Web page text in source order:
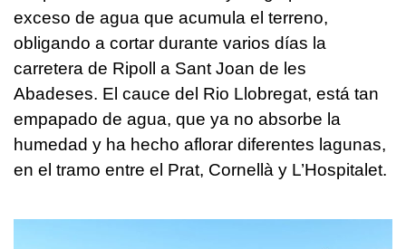
exceso de agua que acumula el terreno,
obligando a cortar durante varios días la
carretera de Ripoll a Sant Joan de les
Abadeses. El cauce del Rio Llobregat, está tan
empapado de agua, que ya no absorbe la
humedad y ha hecho aflorar diferentes lagunas,
en el tramo entre el Prat, Cornellà y L’Hospitalet.